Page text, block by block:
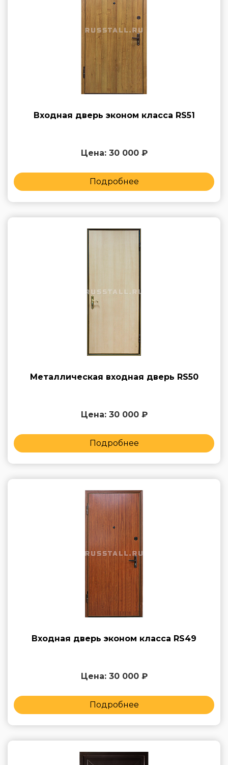
Входная дверь эконом класса RS51
Цена: 30 000 ₽
Подробнее
Металлическая входная дверь RS50
Цена: 30 000 ₽
Подробнее
Входная дверь эконом класса RS49
Цена: 30 000 ₽
Подробнее